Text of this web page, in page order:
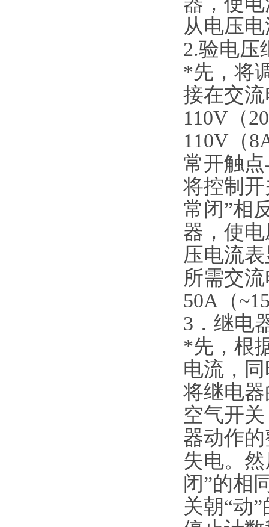
从电压
2.验电压
*先，将
接在交
110V（
110V（
常开触
将控制
常闭”相
器，使
压电流
所需交
50A（
3．继电
*先，根
电流，
将继电
空气开
器动作
失电。
闭”的相
关朝“动